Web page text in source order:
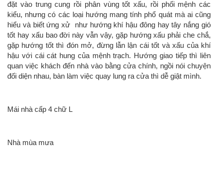
đặt vào trung cung rồi phân vùng tốt xấu, rồi phối mệnh các
kiểu, nhưng có các loại hướng mang tính phổ quát mà ai cũng
hiểu và biết ứng xử như hướng khí hậu đông hay tây nắng gió
tốt hay xấu bao đời này vẫn vậy, gặp hướng xấu phải che chắ,
gặp hướng tốt thì đón mở, đừng lẫn lận cái tốt và xấu của khí
hậu với cái cát hung của mệnh trạch. Hướng giao tiếp thì liên
quan việc khách đến nhà vào bằng cửa chính, ngồi nói chuyện
đối diện nhau, bàn làm việc quay lung ra cửa thì dễ giật mình.
Mái nhà cấp 4 chữ L
Nhà mùa mưa